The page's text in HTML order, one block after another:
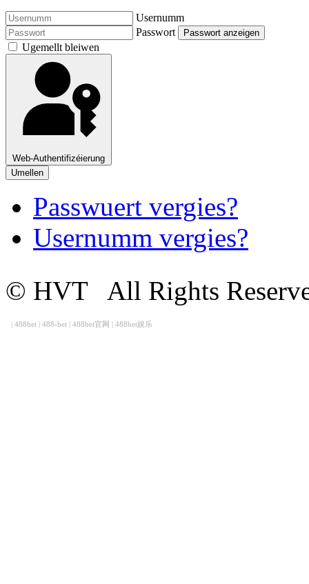
Usernumm
Passwort
Passwort anzeigen
Ugemellt bleiwen
Web-Authentifizéierung
Umellen
Passwuert vergies?
Usernumm vergies?
© HVT
All Rights
| 488bet | 488-bet | 488bet官网 | 488bet娱乐